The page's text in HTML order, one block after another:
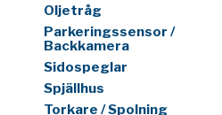
Oljetråg
Parkeringssensor /
Backkamera
Sidospeglar
Spjällhus
Torkare / Spolning